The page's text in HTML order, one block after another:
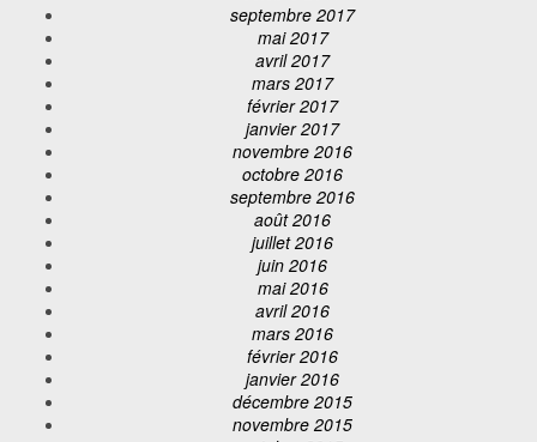
septembre 2017
mai 2017
avril 2017
mars 2017
février 2017
janvier 2017
novembre 2016
octobre 2016
septembre 2016
août 2016
juillet 2016
juin 2016
mai 2016
avril 2016
mars 2016
février 2016
janvier 2016
décembre 2015
novembre 2015